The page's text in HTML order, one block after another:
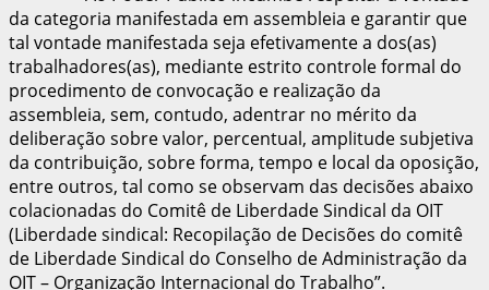
da categoria manifestada em assembleia e garantir que
tal vontade manifestada seja efetivamente a dos(as)
trabalhadores(as), mediante estrito controle formal do
procedimento de convocação e realização da
assembleia, sem, contudo, adentrar no mérito da
deliberação sobre valor, percentual, amplitude subjetiva
da contribuição, sobre forma, tempo e local da oposição,
entre outros, tal como se observam das decisões abaixo
colacionadas do Comitê de Liberdade Sindical da OIT
(Liberdade sindical: Recopilação de Decisões do comitê
de Liberdade Sindical do Conselho de Administração da
OIT – Organização Internacional do Trabalho”.